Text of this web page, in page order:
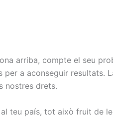
arriba, compte el seu
a aconseguir resultats.
nostres drets.
teu país, tot això fruit de